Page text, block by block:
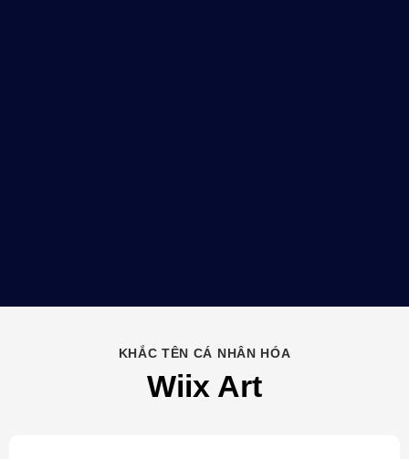
KHẮC TÊN CÁ NHÂN HÓA
Wiix Art